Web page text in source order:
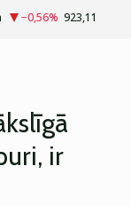
−0,56% 923,11
ir